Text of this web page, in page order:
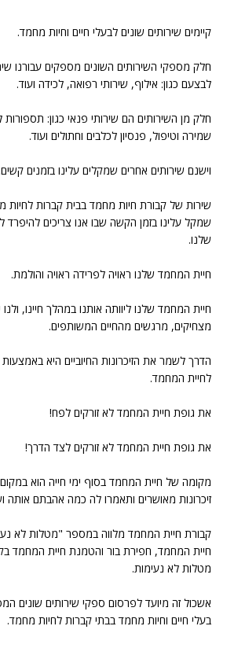
קיימים שירותים שונים לבעלי חיים וחיות מחמד.
חלק מספקי השירותים השונים מספקים עבורנו
לבצעם כגון: אילוף, שירותי רפואה, לכידה ועוד.
חלק מן השירותים הם שירותי פנאי כגון:
שמירה וטיפול, פנסיון לכלבים וחתולים ועוד.
וישנם שירותים אחרים שמקלים עלינו בזמנים
שירות של קבורת חיות מחמד בבית קברות לחיות
שמקל עלינו בזמן הקשה שבו אנו צריכים
שלנו.
חיית המחמד שלנו ראויה לפרידה ראויה והולמת.
חיית המחמד שלנו ליוותה אותנו במהלך חיינו, ולנו
מצחיקים, מרגשים מהחיים המשותפים.
הדרך לשמר את הזיכרונות החיוביים היא
לחיית המחמד.
את גופת חיית המחמד לא זורקים לפח!
את גופת חיית המחמד לא זורקים לצד הדרך!
מקומה של חיית המחמד בסוף ימי חייה הוא
זיכרונות מאושרים ותאמרו לה כמה אהבתם אותה
קבורת חיית המחמד מלווה במספר "מטלות לא
חיית המחמד, חפירת בור והטמנת חיית המחמד
מטלות לא נעימות.
אשכול זה מיועד לפרסום ספקי שירותים שונים
בעלי חיים וחיות מחמד בבתי קברות לחיות מחמד.